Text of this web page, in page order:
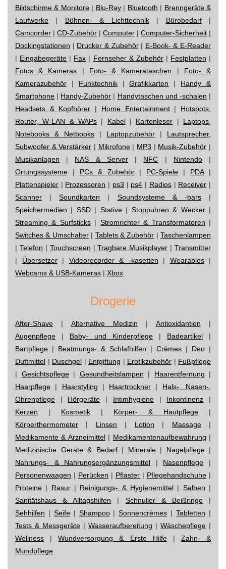
Bildschirme & Monitore| Blu-Ray| Bluetooth | Brenngeräte &
Laufwerke | Bühnen- & Lichttechnik| Bürobedarf|
Camcorder | CD-Zubehör | Computer | Computer-Sicherheit |
Dockingstationen | Drucker & Zubehör| E-Book- & E-Reader
| Eingabegeräte | Fax | Fernseher & Zubehör| Festplatten |
Fotos & Kameras | Foto- & Kamerataschen | Foto- &
Kamerazubehör | Funktechnik|Grafikkarten | Handy &
Smartphone | Handy-Zubehör | Handytaschen und -schalen |
Headsets & Kopfhörer | Home Entertainment| Hotspots,
Router, W-LAN & WAPs | Kabel| Kartenleser | Laptops,
Notebooks & Netbooks | Laptopzubehör | Lautsprecher,
Subwoofer & Verstärker | Mikrofone| MP3 | Musik-Zubehör |
Musikanlagen | NAS & Server| NFC | Nintendo|
Ortungssysteme | PCs & Zubehör| PC-Spiele | PDA|
Plattenspieler | Prozessoren | ps3 | ps4 | Radios| Receiver |
Scanner |Soundkarten | Soundsysteme & -bars|
Speichermedien | SSD| Stative| Stoppuhren & Wecker|
Streaming & Surfsticks| Stromrichter & Transformatoren |
Switches & Umschalter| Tablets & Zubehör | Taschenlampen
| Telefon | Touchscreen |Tragbare Musikplayer | Transmitter
| Übersetzer| Videorecorder & -kasetten | Wearables|
Webcams & USB-Kameras | Xbox
Drogerie
After-Shave | Alternative Medizin | Antioxidantien |
Augenpflege | Baby- und Kinderpflege | Badeartikel |
Bartpflege | Beatmungs- & Schlafhilfen | Crèmes | Deo |
Duftmittel | Duschgel | Entgiftung | Erotikzubehör | Fußpflege
| Gesichtspflege| Gesundheitslampen | Haarentfernung |
Haarpflege | Haarstyling | Haartrockner | Hals-, Nasen-,
Ohrenpflege | Hörgeräte | Intimhygiene| Inkontinenz |
Kerzen | Kosmetik | Körper- & Hautpflege |
Körperthermometer | Linsen | Lotion | Massage|
Medikamente & Arzneimittel| Medikamentenaufbewahrung |
Medizinische Geräte & Bedarf| Minerale| Nagelpflege|
Nahrungs- & Nahrungsergänzungsmittel | Nasenpflege |
Personenwaagen | Perücken | Pflaster | Pflegehandschuhe |
Proteine | Rasur| Reinigungs- & Hygienemittel | Salben |
Sanitätshaus & Alltagshilfen | Schnuller & Beißringe|
Sehhilfen | Seife| Shampoo|Sonnencrèmes |Tabletten |
Tests & Messgeräte | Wasseraufbereitung | Wäschepflege |
Wellness |Wundversorgung & Erste Hilfe| Zahn- &
Mundpflege